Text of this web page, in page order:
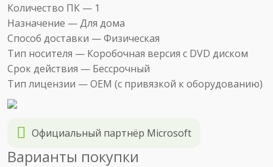
Количество ПК — 1
Назначение —Для дома
Способ доставки —Физическая
Тип носителя — Коробочная версия с DVD диском
Срок действия — Бессрочный
Тип лицензии —OEM (c привязкой к оборудованию)
Официальный партнёр Microsoft
Варианты покупки